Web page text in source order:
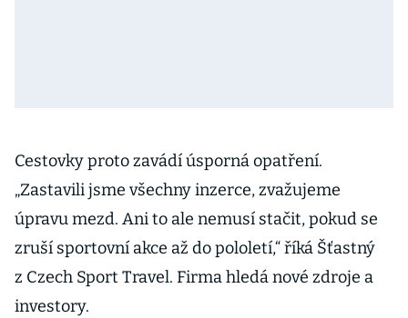
Cestovky proto zavádí úsporná opatření.
„Zastavili jsme všechny inzerce, zvažujeme
úpravu mezd. Ani to ale nemusí stačit, pokud se
zruší sportovní akce až do pololetí,“ říká Šťastný
z Czech Sport Travel. Firma hledá nové zdroje a
investory.